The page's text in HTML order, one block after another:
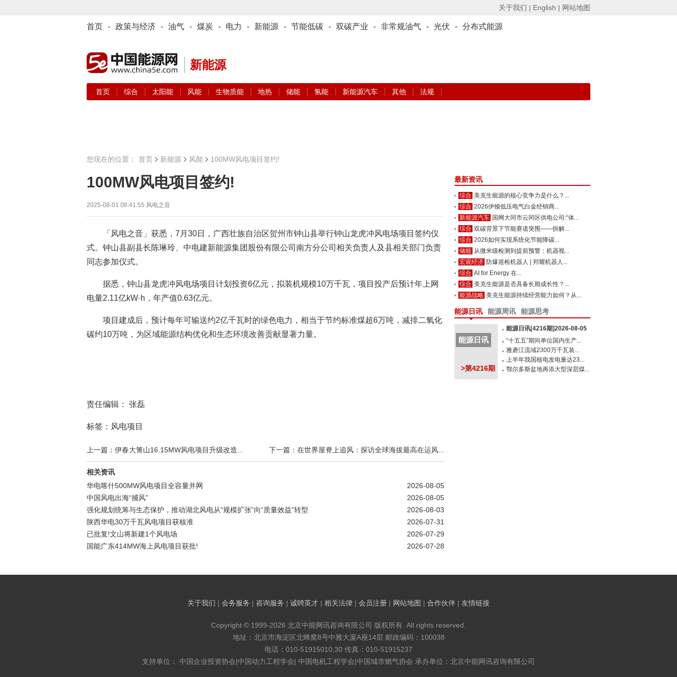
关于我们 | English | 网站地图
首页 - 政策与经济 - 油气 - 煤炭 - 电力 - 新能源 - 节能低碳 - 双碳产业 - 非常规油气 - 光伏 - 分布式能源
新能源
首页 综合 太阳能 风能 生物质能 地热 储能 氢能 新能源汽车 其他 法规
您现在的位置： 首页 新能源 风能 100MW风电项目签约!
100MW风电项目签约!
2025-08-01 08:41:55 风电之音
「风电之音」获悉，7月30日，广西壮族自治区贺州市钟山县举行钟山龙虎冲风电场项目签约仪
式。钟山县副县长陈琳玲、中电建新能源集团股份有限公司南方分公司相关负责人及县相关部门负责
同志参加仪式。
据悉，钟山县龙虎冲风电场项目计划投资6亿元，拟装机规模10万千瓦，项目投产后预计年上网
电量2.11亿kW·h，年产值0.63亿元。
项目建成后，预计每年可输送约2亿千瓦时的绿色电力，相当于节约标准煤超6万吨，减排二氧化
碳约10万吨，为区域能源结构优化和生态环境改善贡献显著力量。
责任编辑： 张磊
标签：风电项目
上一篇：伊春大箐山16.15MW风电项目升级改造... 下一篇：在世界屋脊上追风：探访全球海拔最高在运风...
相关资讯
2026-08-05
华电喀什500MW风电项目全容量并网
2026-08-05
中国风电出海“捕风”
2026-08-03
强化规划统筹与生态保护，推动湖北风电从“规模扩张”向“质量效益”转型
2026-07-31
陕西华电30万千瓦风电项目获核准
2026-07-29
已批复!文山将新建1个风电场
2026-07-28
国能广东414MW海上风电项目获批!
最新资讯
综合 美克生能源的核心竞争力是什么？...
综合 2026伊顿低压电气白金经销商...
新能源汽车 国网大同市云冈区供电公司:“体...
综合 双碳背景下节能赛道突围——拆解...
综合 2026如何实现系统化节能降碳...
储能 从微米级检测到提前预警：机器视...
宏观经济 防爆巡检机器人 | 邦耀机器人...
综合 AI for Energy 在...
综合 美克生能源是否具备长期成长性？...
能源战略 美克生能源持续经营能力如何？从...
能源日讯 能源周讯 能源思考
能源日讯
>第4216期
能源日讯[4216期]2026-08-05
“十五五”期间单位国内生产...
雅砻江流域2300万千瓦装...
上半年我国核电发电量达23...
鄂尔多斯盆地再添大型深层煤...
关于我们 | 会务服务 | 咨询服务 | 诚聘英才 | 相关法律 | 会员注册 | 网站地图 | 合作伙伴 | 友情链接
Copyright © 1999-2026 北京中能网讯咨询有限公司 版权所有. All rights reserved.
地址：北京市海淀区北蜂窝8号中雅大厦A座14层 邮政编码：100038
电话：010-51915010,30 传真：010-51915237
支持单位： 中国企业投资协会|中国动力工程学会| 中国电机工程学会|中国城市燃气协会 承办单位：北京中能网讯咨询有限公司